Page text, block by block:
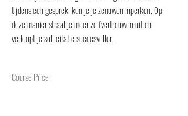
tijdens een gesprek, kun je je zenuwen inperken. Op
deze manier straal je meer zelfvertrouwen uit en
verloopt je sollicitatie succesvoller.
Course Price